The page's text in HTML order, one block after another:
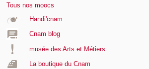
Tous nos moocs
Handi'cnam
Cnam blog
musée des Arts et Métiers
La boutique du Cnam